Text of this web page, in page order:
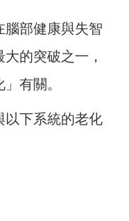
腦部健康與失智
的突破之一，
有關。
以下系統的老化